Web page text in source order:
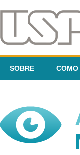
SOBRE COMO